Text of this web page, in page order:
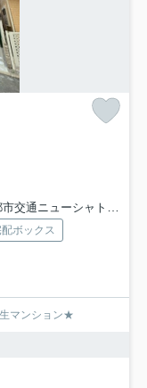
シャトル「鉄道博物館（大成）」駅 徒歩22分
ボックス
マンション★